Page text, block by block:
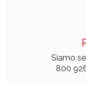
Siamo
800